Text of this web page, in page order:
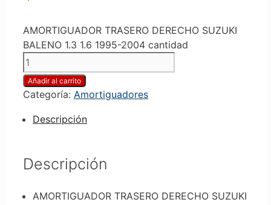
AMORTIGUADOR TRASERO DERECHO SUZUKI
BALENO 1.3 1.6 1995-2004 cantidad
Añadir al carrito
Categoría: Amortiguadores
Descripción
Descripción
AMORTIGUADOR TRASERO DERECHO SUZUKI